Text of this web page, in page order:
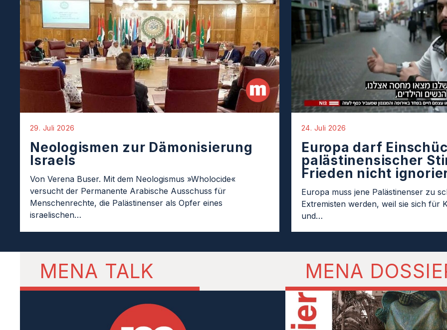
29. Juli 2026
Neologismen zur Dämonisierung
Israels
Von Verena Buser. Mit dem Neologismus »Wholocide«
versucht der Permanente Arabische Ausschuss für
Menschenrechte, die Palästinenser als Opfer eines
israelischen…
24. Juli 2026
Europa darf
palästinensischer
Frieden nicht
Europa muss jene Palästinenser zu
Extremisten werden, weil sie sich für
und…
MENA TALK MENA